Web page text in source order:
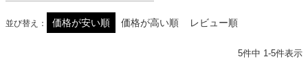
並び替え 価格が安い順 価格が高い順 レビュー順
5件中 1-5件表示